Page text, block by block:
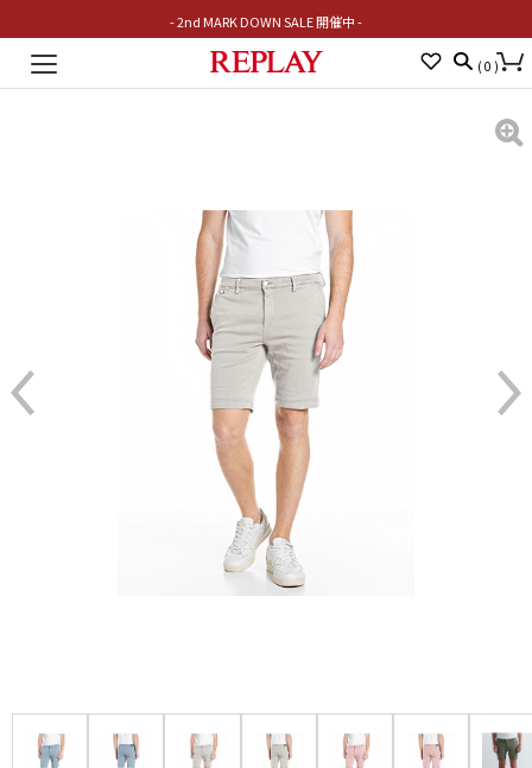
- 2nd MARK DOWN SALE 開催中 -
Toggle
( 0 )